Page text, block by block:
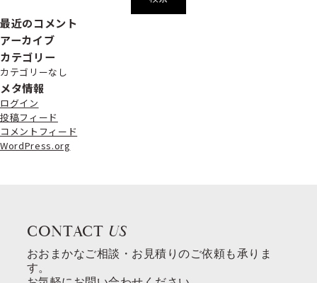
最近のコメント
アーカイブ
カテゴリー
カテゴリーなし
メタ情報
ログイン
投稿フィード
コメントフィード
WordPress.org
CONTACT US
おおまかなご相談・お見積りのご依頼も承りま
す。